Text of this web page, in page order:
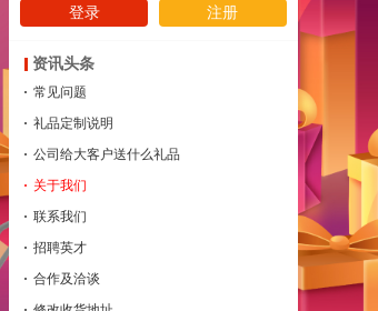
登录 注册
资讯头条
· 常见问题
· 礼品定制说明
· 公司给大客户送什么礼品
· 关于我们
· 联系我们
· 招聘英才
· 合作及洽谈